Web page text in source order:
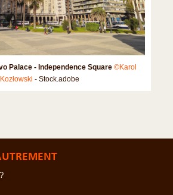
Palace - Independence Square ©Karol
Kozłowski - Stock.adobe